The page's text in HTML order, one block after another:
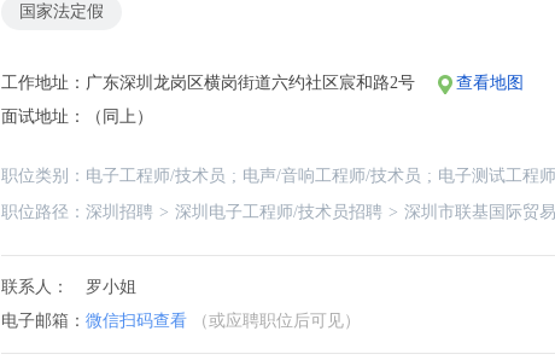
国家法定假
工作地址： 广东深圳龙岗区横岗街道六约社区宸和路2号
查看地图
面试地址：
（同上）
职位类别： 电子工程师/技术员 ; 电声/音响工程师/技术员 ; 电子测试工程师
职位路径： 深圳招聘 > 深圳电子工程师/技术员招聘 > 深圳市联基国际贸
联系人：
罗小姐
电子邮箱： 微信扫码查看 （或应聘职位后可见）